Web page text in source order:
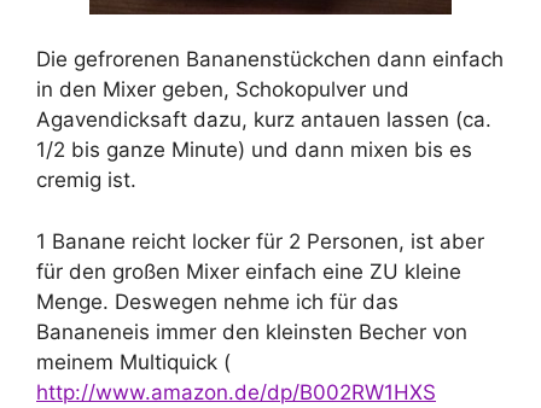
Die gefrorenen Bananenstückchen dann einfach
in den Mixer geben, Schokopulver und
Agavendicksaft dazu, kurz antauen lassen (ca.
1/2 bis ganze Minute) und dann mixen bis es
cremig ist.
1 Banane reicht locker für 2 Personen, ist aber
für den großen Mixer einfach eine ZU kleine
Menge. Deswegen nehme ich für das
Bananeneis immer den kleinsten Becher von
meinem Multiquick (
http://www.amazon.de/dp/B002RW1HXS